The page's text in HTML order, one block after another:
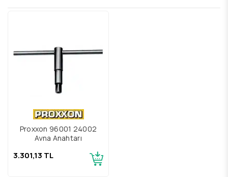
Proxxon 96001 24002
Ayna Anahtarı
3.301,13 TL